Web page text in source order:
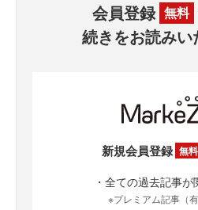
会員登録 無料
続きをお読み
新規会員登録 無料
・全ての過去記事
※プレミアム記事（